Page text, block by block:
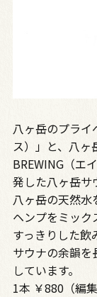
八ヶ岳のプライ
ス）」と、八ヶ
BREWING（エ
発した八ヶ岳サ
八ヶ岳の天然水
ヘンプをミック
すっきりした飲
サウナの余韻
しています。
1本 ￥880（編集